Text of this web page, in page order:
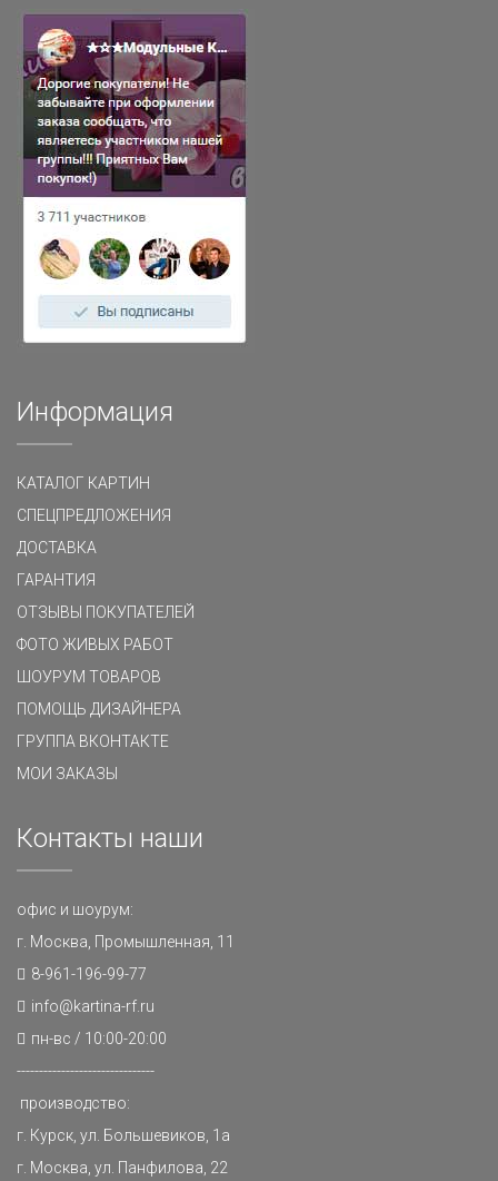
Информация
КАТАЛОГ КАРТИН
СПЕЦПРЕДЛОЖЕНИЯ
ДОСТАВКА
ГАРАНТИЯ
ОТЗЫВЫ ПОКУПАТЕЛЕЙ
ФОТО ЖИВЫХ РАБОТ
ШОУРУМ ТОВАРОВ
ПОМОЩЬ ДИЗАЙНЕРА
ГРУППА ВКОНТАКТЕ
МОИ ЗАКАЗЫ
Контакты наши
офис и шоурум:
г. Москва, Промышленная, 11
8-961-196-99-77
info@kartina-rf.ru
пн-вс / 10:00-20:00
-------------------------------
производство:
г. Курск, ул. Большевиков, 1а
г. Москва, ул. Панфилова, 22